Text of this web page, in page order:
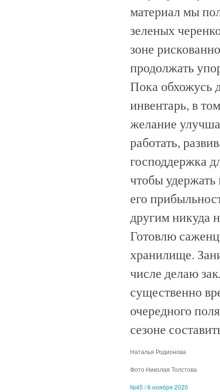
материал мы
зеленых
зоне
продолжать
Пока обхожусь
инвентарь, в
желание
работать,
господдержка
чтобы удержать
его
другим никуда
Готовлю
хранилище.
числе делаю
существенно
очередного
сезоне
Наталья Родионова
Фото Николая Толстова
№45 / 6 ноября 2020